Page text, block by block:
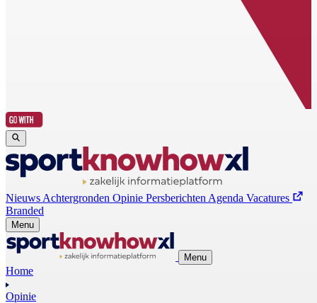
Nieuws Achtergronden Opinie Persberichten Agenda Vacatures
Branded
Menu
Menu
Home
Opinie